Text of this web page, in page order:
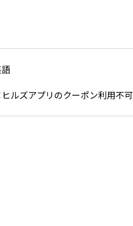
語
ヒルズアプリのクーポン利用不可